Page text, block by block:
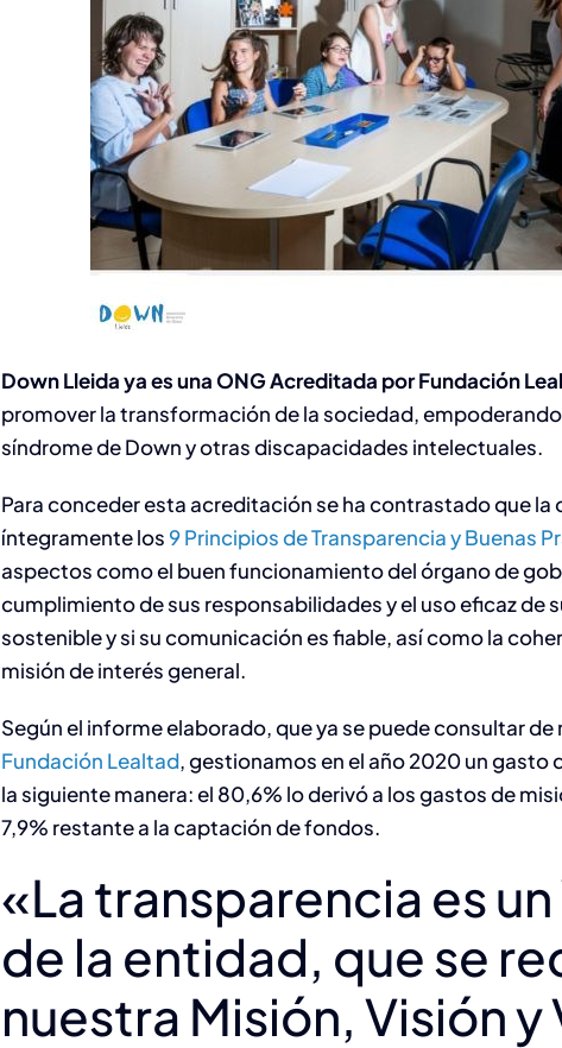
Down Lleida ya es una ONG Acreditada por Fundación
promover la transformación de la sociedad,
síndrome de Down y otras discapacidades intelectuales.
Para conceder esta acreditación se ha contrastado que la
íntegramente los 9 Principios de Transparencia y Buenas
aspectos como el buen funcionamiento del órgano de
cumplimiento de sus responsabilidades y el uso eficaz de
sostenible y si su comunicación es fiable, así como la
misión de interés general.
Según el informe elaborado, que ya se puede consultar
Fundación Lealtad, gestionamos en el año 2020 un
la siguiente manera: el 80,6% lo derivó a los gastos de
7,9% restante a la captación de fondos.
«La transparencia es
de la entidad, que se
nuestra Misión, Visión y